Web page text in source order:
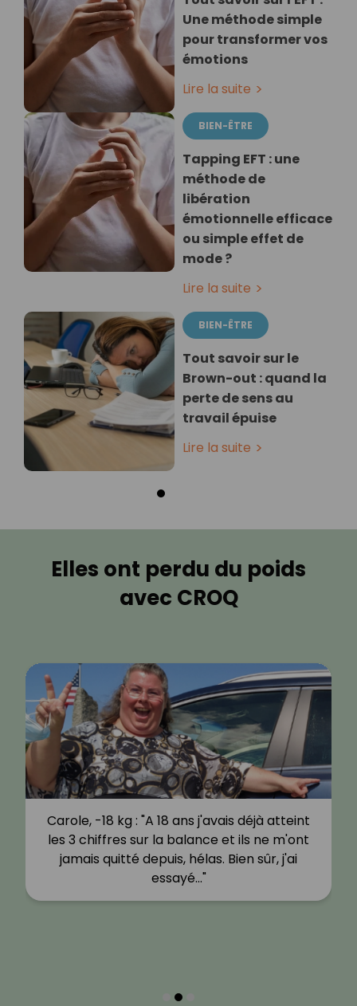
Une méthode simple
pour transformer vos
émotions
Lire la suite
BIEN-ÊTRE
Tapping EFT : une
méthode de
libération
émotionnelle efficace
ou simple effet de
mode ?
Lire la suite
BIEN-ÊTRE
Tout savoir sur le
Brown-out : quand la
perte de sens au
travail épuise
Lire la suite
Elles ont perdu du poids
avec CROQ
Carole, -18 kg : "A 18 ans j'avais déjà atteint
les 3 chiffres sur la balance et ils ne m'ont
jamais quitté depuis, hélas. Bien sûr, j'ai
essayé…"